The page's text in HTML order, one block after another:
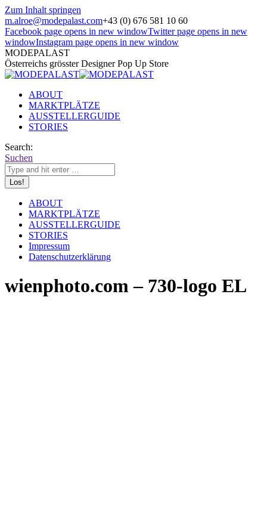
Zum Inhalt springen
m.alroe@modepalast.com+43 (0) 676 581 10 60
Facebook page opens in new windowTwitter page opens in new
windowInstagram page opens in new window
MODEPALAST
Österreichs grösster Designer Pop Up Store
ABOUT
MARKTPLÄTZE
AUSSTELLERGUIDE
STORIES
Search:
Suchen
ABOUT
MARKTPLÄTZE
AUSSTELLERGUIDE
STORIES
Impressum
Datenschutzerklärung
wienphoto.com – 730-logo EL